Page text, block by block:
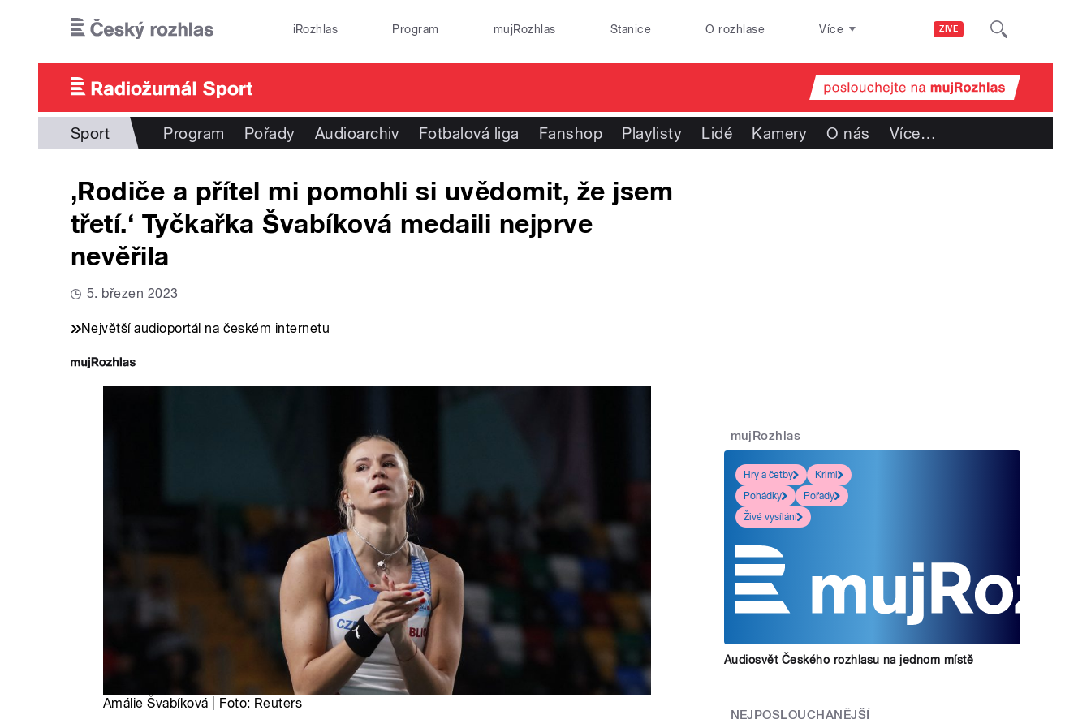
ŽIVĚ
iRozhlas Program mujRozhlas Stanice O rozhlase Více
Sport Program Pořady Audioarchiv Fotbalová liga Fanshop Playlisty Lidé Kamery O nás Více…
‚Rodiče a přítel mi pomohli si uvědomit, že jsem
třetí.‘ Tyčkařka Švabíková medaili nejprve
nevěřila
5. březen 2023
Největší audioportál na českém internetu
Amálie Švabíková | Foto: Reuters
mujRozhlas
Hry a četby
Krimi
Pohádky
Pořady
Živé vysílání
Audiosvět Českého rozhlasu na jednom místě
NEJPOSLOUCHANĚJŠÍ